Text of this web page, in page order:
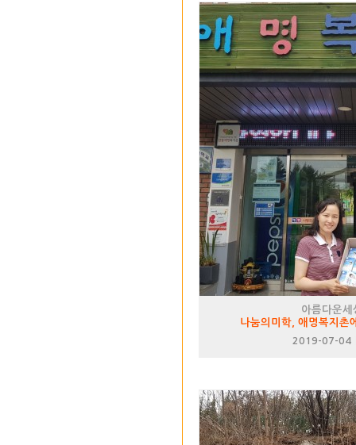
아름다운세
나눔의미학, 애명복지촌
2019-07-04